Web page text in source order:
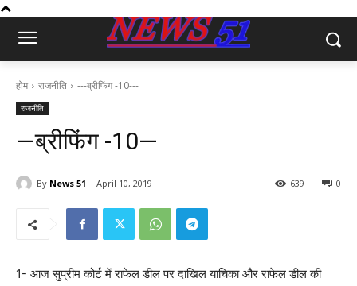
होम राजनीति ---ब्रीफिंग -10---
राजनीति
—ब्रीफिंग -10—
By News 51 April 10, 2019 0
639
1- आज सुप्रीम कोर्ट में राफेल डील पर दाखिल याचिका और राफेल डील की